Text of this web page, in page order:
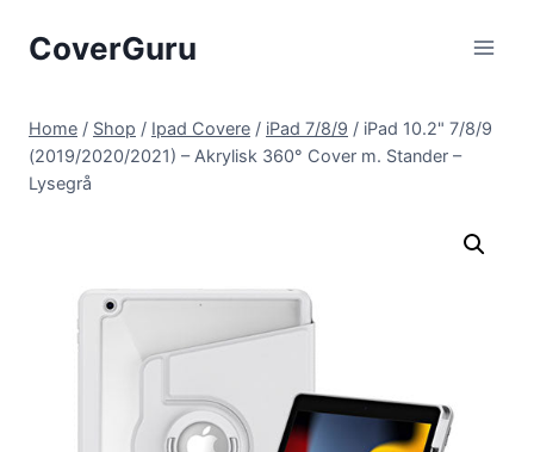
CoverGuru
Home / Shop / Ipad Covere / iPad 7/8/9 / iPad 10.2" 7/8/9
(2019/2020/2021) – Akrylisk 360° Cover m. Stander –
Lysegrå